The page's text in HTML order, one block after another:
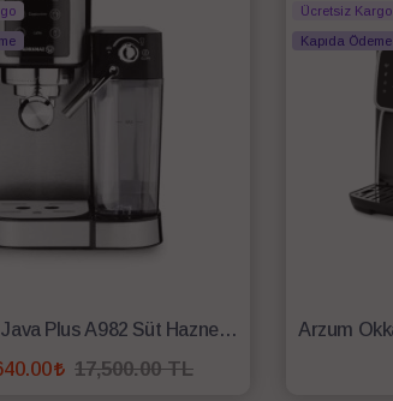
Korkmaz Java Plus A982 Süt Hazneli Espresso Makinesi
17,500.00 TL
Ücretsiz Kargo
Kapıda Ödeme